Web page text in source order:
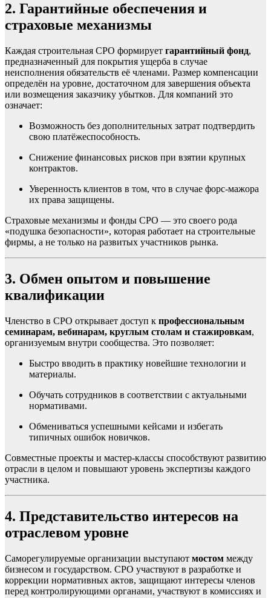
2. Гарантийные обеспечения и
страховые механизмы
Каждая строительная СРО формирует гарантийный фонд,
предназначенный для покрытия ущерба в случае
неисполнения обязательств её членами. Размер компенсации
определён на уровне, достаточном для завершения объекта
или возмещения заказчику убытков. Для компаний это
означает:
Возможность без дополнительных затрат подтвердить
свою платёжеспособность.
Снижение финансовых рисков при взятии крупных
контрактов.
Уверенность клиентов в том, что в случае форс-мажора
их права защищены.
Страховые механизмы и фонды СРО — это своего рода
«подушка безопасности», которая работает на строительные
фирмы, а не только на развитых участников рынка.
3. Обмен опытом и повышение
квалификации
Членство в СРО открывает доступ к профессиональным
семинарам, вебинарам, круглым столам и стажировкам,
организуемым внутри сообщества. Это позволяет:
Быстро вводить в практику новейшие технологии и
материалы.
Обучать сотрудников в соответствии с актуальными
нормативами.
Обмениваться успешными кейсами и избегать
типичных ошибок новичков.
Совместные проекты и мастер-классы способствуют развитию
отрасли в целом и повышают уровень экспертизы каждого
участника.
4. Представительство интересов на
отраслевом уровне
Саморегулируемые организации выступают мостом между
бизнесом и государством. СРО участвуют в разработке и
коррекции нормативных актов, защищают интересы членов
перед контролирующими органами, участвуют в комиссиях и